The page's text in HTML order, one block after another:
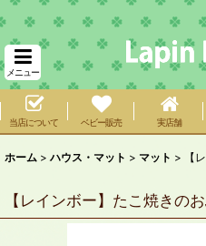
メニュー
当店について ベビー販売 実店舗
ホーム > ハウス・マット > マット > 【
【レインボー】たこ焼きの